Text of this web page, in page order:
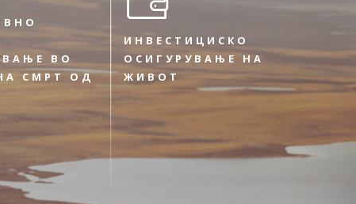
ВО
СМРТ ОД
ИНВЕСТИЦИСКО
ОСИГУРУВАЊЕ НА
ЖИВОТ